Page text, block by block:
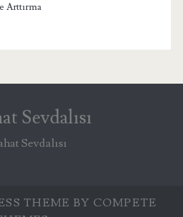
Arttırma
Sevdalısı
Sevdalısı
THEME BY COMPETE